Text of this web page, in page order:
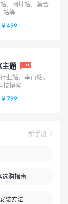
、网址站、集合
站等
¥ 499
主题 
业站、垂直站、
技博客
¥ 799
新手册 
选购指南
装方法